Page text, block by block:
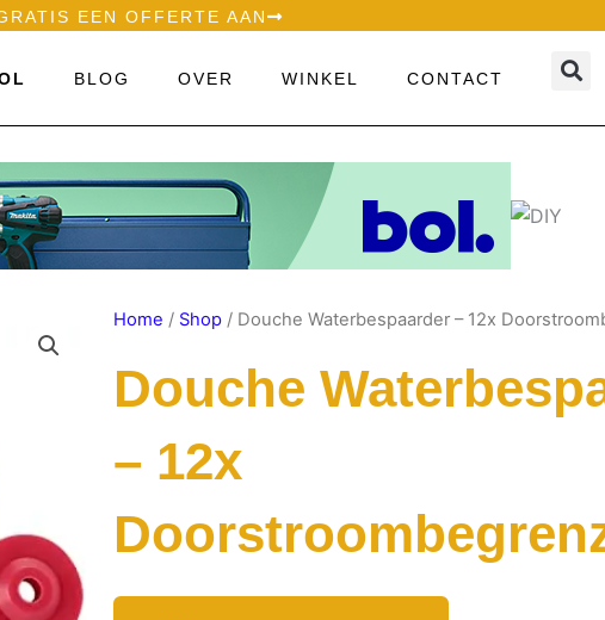
EEN OFFERTE AAN
BLOG OVER WINKEL CONTACT
Home / Shop / Douche Waterbespaarder – 12x
Douche
– 12x